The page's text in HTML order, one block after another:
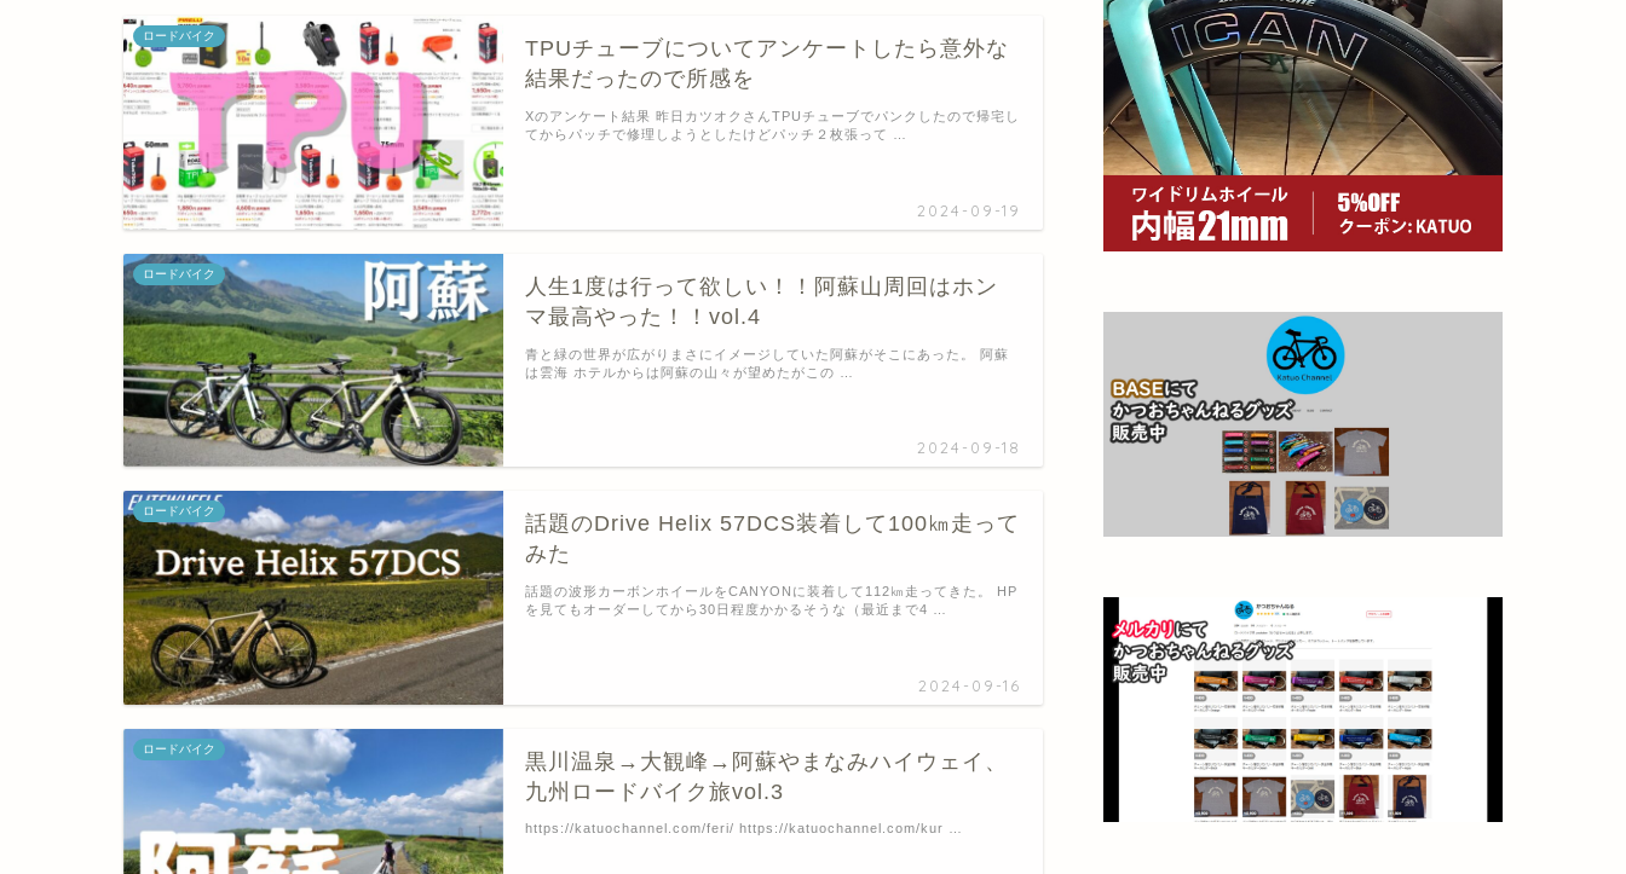
ロードバイク
TPUチューブについてアンケートしたら意外な
結果だったので所感を
2024-09-19
Xのアンケート結果 昨日カツオクさんTPUチューブでパンクしたので帰宅し
てからパッチで修理しようとしたけどパッチ２枚張って …
ロードバイク
人生1度は行って欲しい！！阿蘇山周回はホン
マ最高やった！！vol.4
2024-09-18
青と緑の世界が広がりまさにイメージしていた阿蘇がそこにあった。 阿蘇
は雲海 ホテルからは阿蘇の山々が望めたがこの …
ロードバイク
話題のDrive Helix 57DCS装着して100㎞走って
みた
2024-09-16
話題の波形カーボンホイールをCANYONに装着して112㎞走ってきた。 HP
を見てもオーダーしてから30日程度かかるそうな（最近まで4 …
ロードバイク
黒川温泉→大観峰→阿蘇やまなみハイウェイ、
九州ロードバイク旅vol.3
https://katuochannel.com/feri/ https://katuochannel.com/kur …